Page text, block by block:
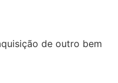
de outro bem